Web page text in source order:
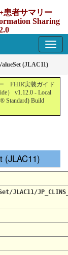
患者サマリー
Sharing
(JLAC11)
FHIR実装ガイド
） v1.12.0 - Local
Standard) Build
(JLAC11)